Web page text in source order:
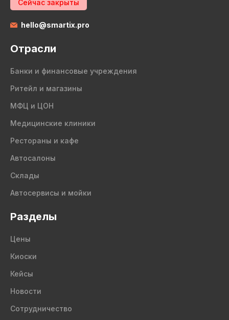
Сейчас закрыты
hello@smartix.pro
Отрасли
Банки и финансовые учреждения
Ритейл и магазины
МФЦ и ЦОН
Медицинские клиники
Рестораны и кафе
Автосалоны
Склады
Автосервисы и мойки
Разделы
Цены
Киоски
Кейсы
Новости
Сотрудничество